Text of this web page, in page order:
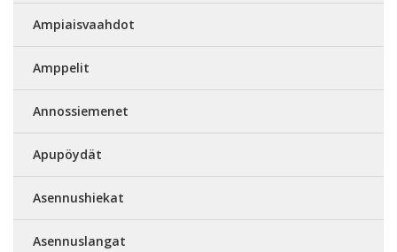
Ampiaisvaahdot
Amppelit
Annossiemenet
Apupöydät
Asennushiekat
Asennuslangat